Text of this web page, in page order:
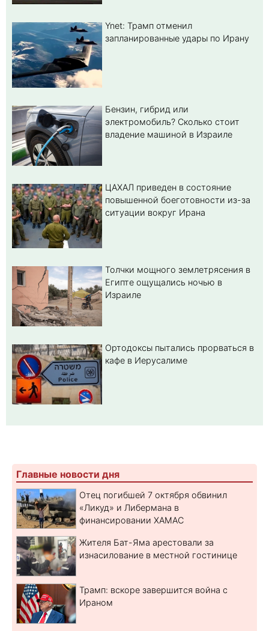
Ynet: Трамп отменил
запланированные удары по Ирану
Бензин, гибрид или
электромобиль? Cколько стоит
владение машиной в Израиле
ЦАХАЛ приведен в состояние
повышенной боеготовности из-за
ситуации вокруг Ирана
Толчки мощного землетрясения в
Египте ощущались ночью в
Израиле
Ортодоксы пытались прорваться в
кафе в Иерусалиме
Главные новости дня
Отец погибшей 7 октября обвинил
«Ликуд» и Либермана в
финансировании ХАМАС
Жителя Бат-Яма арестовали за
изнасилование в местной гостинице
Трамп: вскоре завершится война с
Ираном